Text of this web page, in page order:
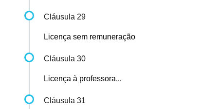
Cláusula 29
Licença sem remuneração
Cláusula 30
Licença à professora...
Cláusula 31